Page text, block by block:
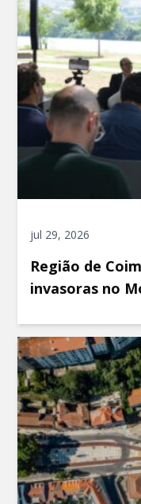
jul 29, 2026
Região de
invasoras no